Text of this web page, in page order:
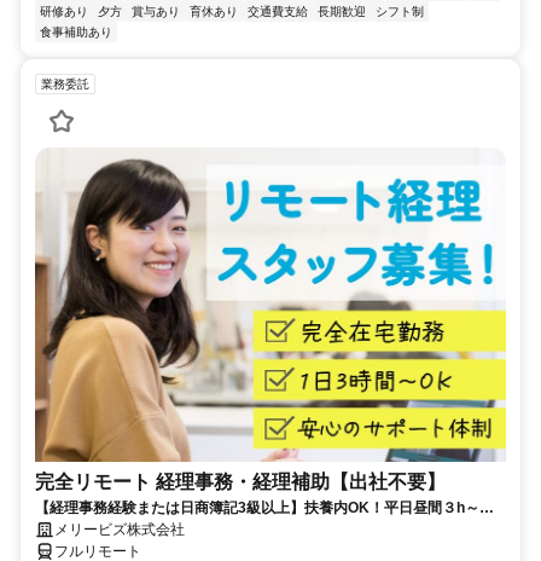
研修あり
夕方 賞与あり 育休あり 交通費支給 長期歓迎
シフト制
食事補助あり
業務委託
完全リモート 経理事務・経理補助【出社不要】
【経理事務経験または日商簿記3級以上】扶養内OK！平日昼間３h～。
完全在宅で育児・介護中の方も大歓迎♪
メリービズ株式会社
フルリモート